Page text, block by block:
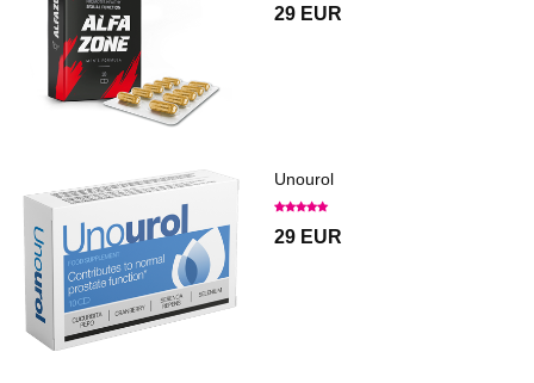
29 EUR
Unourol
29 EUR